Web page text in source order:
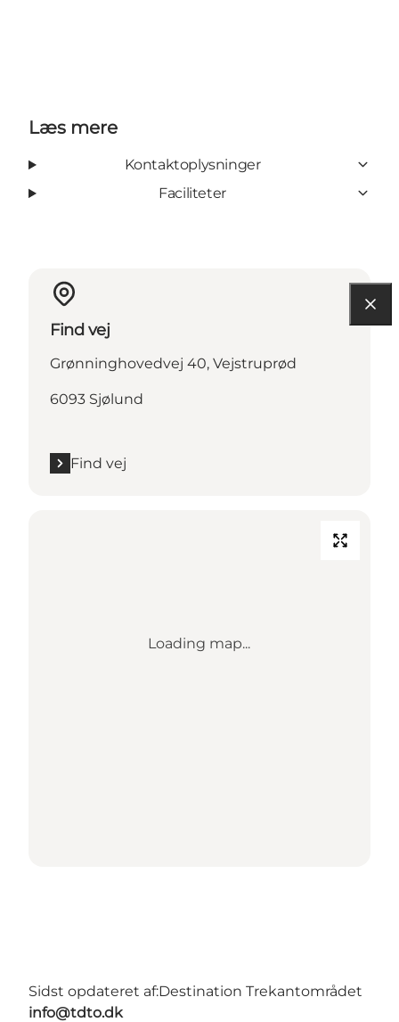
Læs mere
Kontaktoplysninger
Faciliteter
Find vej
Grønninghovedvej 40, Vejstruprød
6093 Sjølund
Find vej
Loading map...
Sidst opdateret af:Destination Trekantområdet
info@tdto.dk